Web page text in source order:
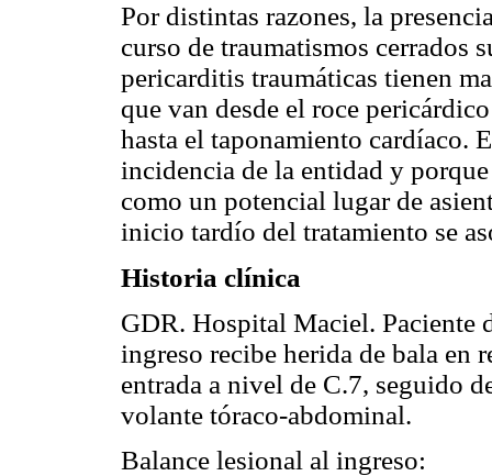
Por distintas razones, la
curso de traumatismos cerrados
pericarditis traumáticas tienen
que van desde el roce
hasta el taponamiento cardíaco.
incidencia de la entidad y
como un potencial lugar de
inicio tardío del tratamiento se
Historia clínica
GDR. Hospital Maciel. Paciente
ingreso recibe herida de bala
entrada a nivel de C.7, seguido
volante tóraco-abdominal.
Balance lesional al ingreso: